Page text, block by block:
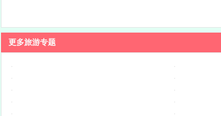
更多旅游专题
·
·
·
·
·
·
·
·
·
·